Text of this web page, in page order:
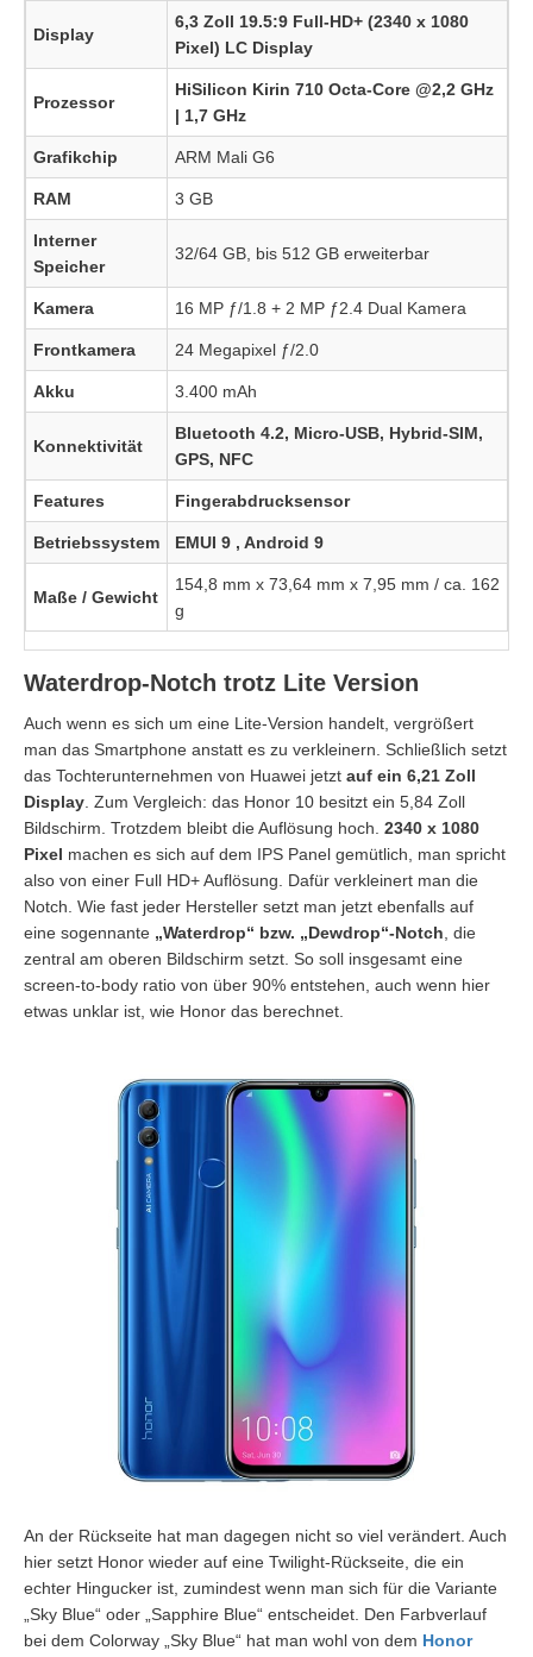
Display
6,3 Zoll 19.5:9 Full-HD+ (2340 x 1080
Pixel) LC Display
Prozessor
HiSilicon Kirin 710 Octa-Core @2,2 GHz
| 1,7 GHz
Grafikchip ARM Mali G6
RAM 3 GB
Interner
Speicher
32/64 GB, bis 512 GB erweiterbar
Kamera 16 MP ƒ/1.8 + 2 MP ƒ2.4 Dual Kamera
Frontkamera 24 Megapixel ƒ/2.0
Akku 3.400 mAh
Konnektivität
Bluetooth 4.2, Micro-USB, Hybrid-SIM,
GPS, NFC
Features Fingerabdrucksensor
Betriebssystem EMUI 9 , Android 9
Maße / Gewicht
154,8 mm x 73,64 mm x 7,95 mm / ca. 162
g
Waterdrop-Notch trotz Lite Version
Auch wenn es sich um eine Lite-Version handelt, vergrößert
man das Smartphone anstatt es zu verkleinern. Schließlich setzt
das Tochterunternehmen von Huawei jetzt auf ein 6,21 Zoll
Display . Zum Vergleich: das Honor 10 besitzt ein 5,84 Zoll
Bildschirm. Trotzdem bleibt die Auflösung hoch. 2340 x 1080
Pixel machen es sich auf dem IPS Panel gemütlich, man spricht
also von einer Full HD+ Auflösung. Dafür verkleinert man die
Notch. Wie fast jeder Hersteller setzt man jetzt ebenfalls auf
eine sogennante „Waterdrop“ bzw. „Dewdrop“-Notch , die
zentral am oberen Bildschirm setzt. So soll insgesamt eine
screen-to-body ratio von über 90% entstehen, auch wenn hier
etwas unklar ist, wie Honor das berechnet.
An der Rückseite hat man dagegen nicht so viel verändert. Auch
hier setzt Honor wieder auf eine Twilight-Rückseite, die ein
echter Hingucker ist, zumindest wenn man sich für die Variante
„Sky Blue“ oder „Sapphire Blue“ entscheidet. Den Farbverlauf
bei dem Colorway „Sky Blue“ hat man wohl von dem Honor